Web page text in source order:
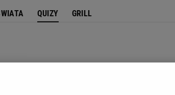
QUIZY GRILL